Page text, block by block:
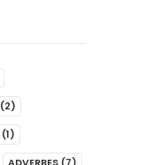
(2)
(1)
ADVERBES (7)